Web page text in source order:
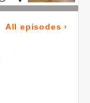
All episodes ›